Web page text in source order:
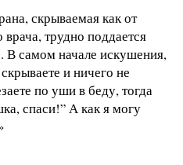
скрываемая как от
врача, трудно поддается
В самом начале искушения,
и ничего не
по уши в беду, тогда
спаси!” А как я могу